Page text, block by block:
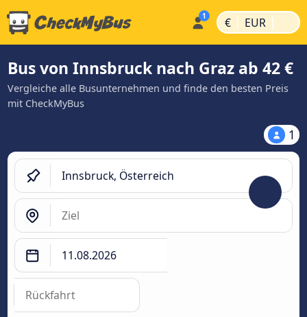
€ | EUR |
Bus von Innsbruck nach Graz ab 42 €
Vergleiche alle Busunternehmen und finde den besten Preis
mit CheckMyBus
1